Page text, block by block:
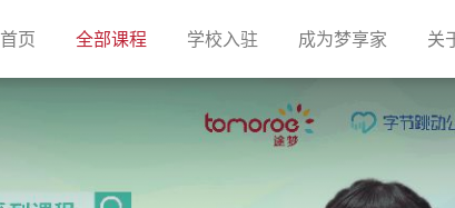
首页(current)全部课程(current)学校入驻(current)成为梦享家 关